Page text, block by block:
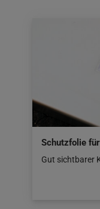
Schutzfolie
Gut sichtbarer